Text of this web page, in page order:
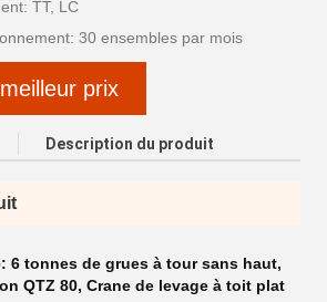
TT, LC
30 ensembles par mois
prix
Description du produit
6 tonnes de grues à tour sans haut,
QTZ 80, Crane de levage à toit plat